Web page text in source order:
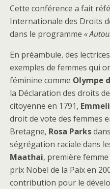
Cette conférence a fait
Internationale des Droits
dans le programme «
En préambule, des
exemples de femmes qui
féminine comme Olympe
la Déclaration des droits
citoyenne en 1791,
droit de vote des femmes
Bretagne, Rosa Parks
ségrégation raciale dans
Maathai, première
prix Nobel de la Paix en
contribution pour le